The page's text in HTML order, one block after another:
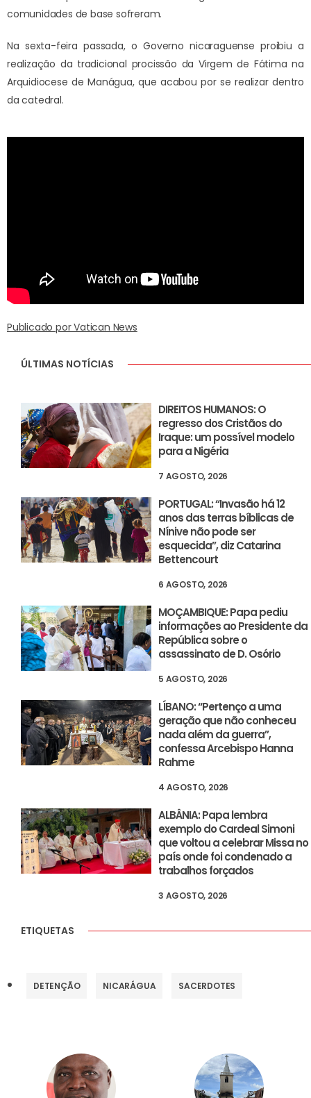
comunidades de base sofreram.
Na sexta-feira passada, o Governo nicaraguense proibiu a
realização da tradicional procissão da Virgem de Fátima na
Arquidiocese de Manágua, que acabou por se realizar dentro
da catedral.
Publicado por Vatican News
ÚLTIMAS NOTÍCIAS
DIREITOS HUMANOS: O
regresso dos Cristãos do
Iraque: um possível modelo
para a Nigéria
7 AGOSTO, 2026
PORTUGAL: “Invasão há 12
anos das terras bíblicas de
Nínive não pode ser
esquecida”, diz Catarina
Bettencourt
6 AGOSTO, 2026
MOÇAMBIQUE: Papa pediu
informações ao Presidente da
República sobre o
assassinato de D. Osório
5 AGOSTO, 2026
LÍBANO: “Pertenço a uma
geração que não conheceu
nada além da guerra”,
confessa Arcebispo Hanna
Rahme
4 AGOSTO, 2026
ALBÂNIA: Papa lembra
exemplo do Cardeal Simoni
que voltou a celebrar Missa no
país onde foi condenado a
trabalhos forçados
3 AGOSTO, 2026
ETIQUETAS
DETENÇÃO NICARÁGUA SACERDOTES